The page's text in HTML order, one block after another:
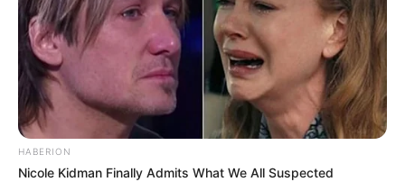
HABERION
Nicole Kidman Finally Admits What We All Suspected